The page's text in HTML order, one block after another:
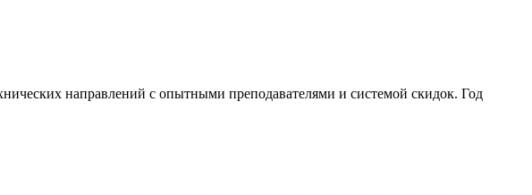
направлений с опытными преподавателями и системой скидок. Год